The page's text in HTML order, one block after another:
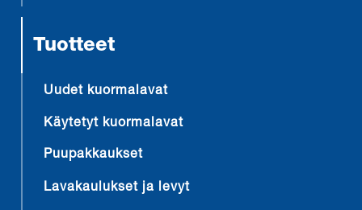
Tuotteet
Uudet kuormalavat
Käytetyt kuormalavat
Puupakkaukset
Lavakaulukset ja levyt